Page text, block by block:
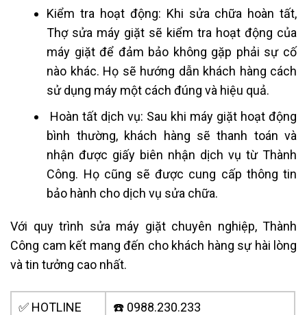
Kiểm tra hoạt động: Khi sửa chữa hoàn tất,
Thợ sửa máy giặt sẽ kiểm tra hoạt động của
máy giặt để đảm bảo không gặp phải sự cố
nào khác. Họ sẽ hướng dẫn khách hàng cách
sử dụng máy một cách đúng và hiệu quả.
Hoàn tất dịch vụ: Sau khi máy giặt hoạt động
bình thường, khách hàng sẽ thanh toán và
nhận được giấy biên nhận dịch vụ từ Thành
Công. Họ cũng sẽ được cung cấp thông tin
bảo hành cho dịch vụ sửa chữa.
Với quy trình sửa máy giặt chuyên nghiệp, Thành
Công cam kết mang đến cho khách hàng sự hài lòng
và tin tưởng cao nhất.
✅ HOTLINE ☎️ 0988.230.233